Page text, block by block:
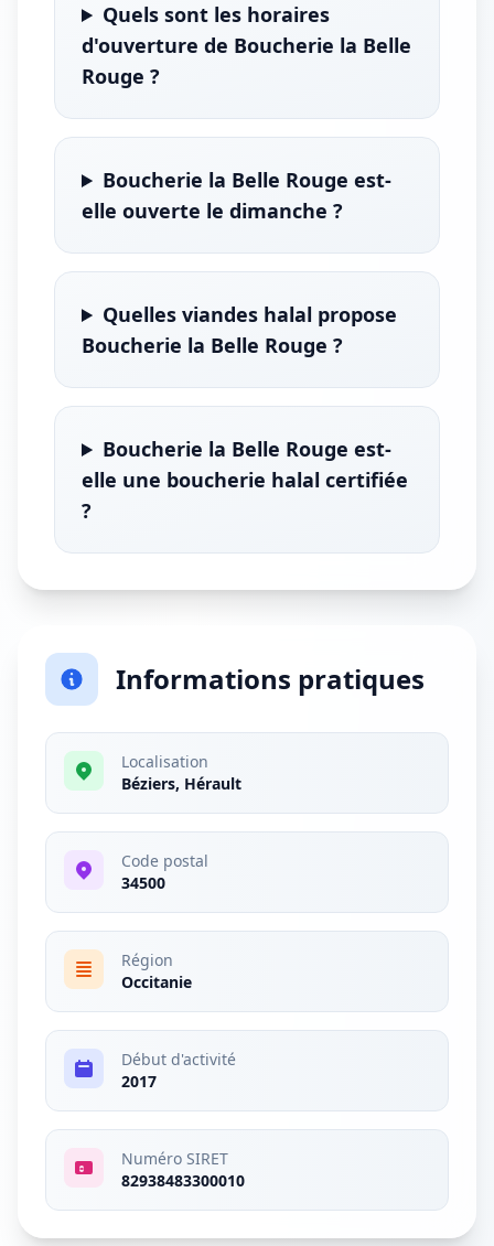
Quels sont les horaires
d'ouverture de Boucherie la Belle
Rouge ?
Boucherie la Belle Rouge est-
elle ouverte le dimanche ?
Quelles viandes halal propose
Boucherie la Belle Rouge ?
Boucherie la Belle Rouge est-
elle une boucherie halal certifiée
?
Informations pratiques
Localisation
Béziers, Hérault
Code postal
34500
Région
Occitanie
Début d'activité
2017
Numéro SIRET
82938483300010